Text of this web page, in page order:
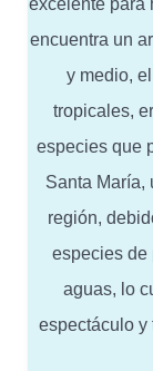
excelente para
encuentra un
y medio,
tropicales,
especies que
Santa María,
región,
especies de
aguas, lo
espectáculo y